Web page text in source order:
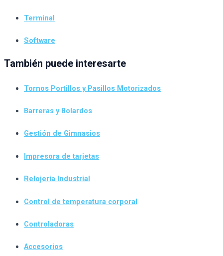
Terminal
Software
También puede interesarte
Tornos Portillos y Pasillos Motorizados
Barreras y Bolardos
Gestión de Gimnasios
Impresora de tarjetas
Relojería Industrial
Control de temperatura corporal
Controladoras
Accesorios